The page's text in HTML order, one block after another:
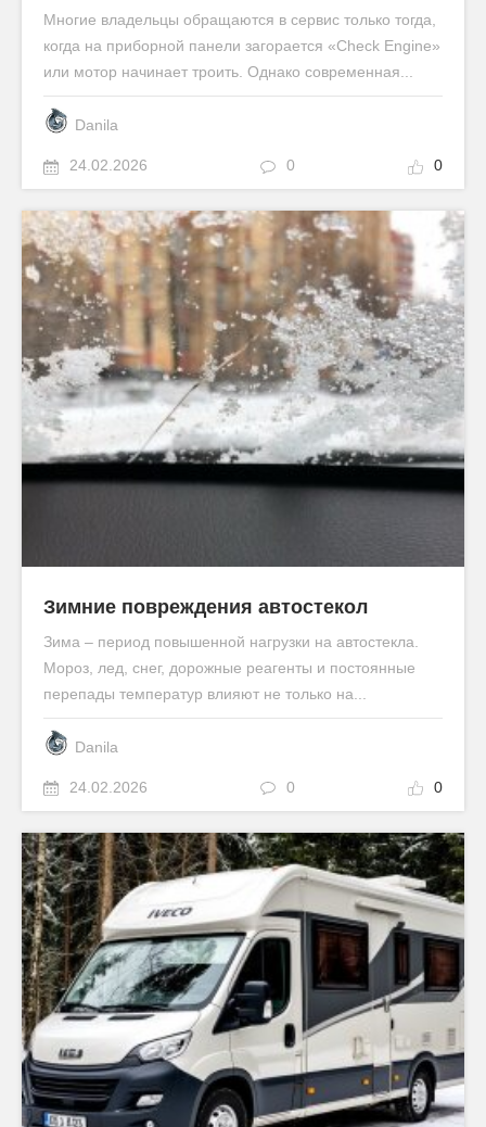
Многие владельцы обращаются в сервис только тогда,
когда на приборной панели загорается «Check Engine»
или мотор начинает троить. Однако современная...
Danila
24.02.2026 0 0
Зимние повреждения автостекол
Зима – период повышенной нагрузки на автостекла.
Мороз, лед, снег, дорожные реагенты и постоянные
перепады температур влияют не только на...
Danila
24.02.2026 0 0